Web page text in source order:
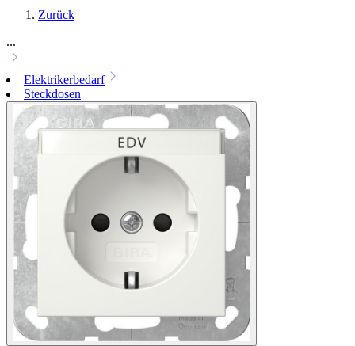
Zurück
...
Elektrikerbedarf
Steckdosen